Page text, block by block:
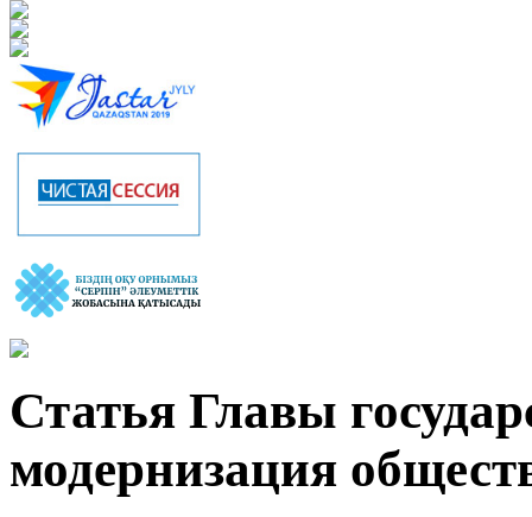
Статья Главы
модернизация